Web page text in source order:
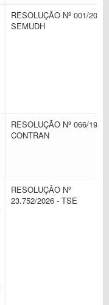
RESOLUÇÃO Nº 001/2024
SEMUDH
RESOLUÇÃO Nº 066/1998
CONTRAN
RESOLUÇÃO Nº
23.752/2026 - TSE